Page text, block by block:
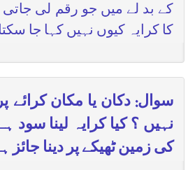
کے بد لے میں جو رقم لی
کا کرایہ کیوں نہیں کہا جا
سوال: دکان یا مکان کرائے
نہیں ؟ کیا کرایہ لینا
کی زمین ٹھیکے پر دینا جائز